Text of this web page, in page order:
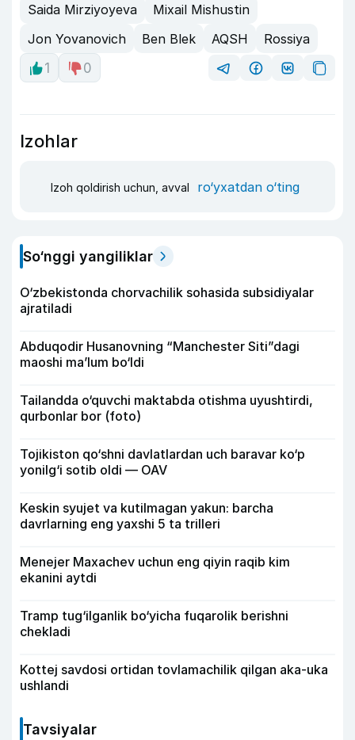
Saida Mirziyoyeva
Mixail Mishustin
Jon Yovanovich
Ben Blek AQSH
Rossiya
1
0
Izohlar
Izoh qoldirish uchun, avval ro‘yxatdan o‘ting
So‘nggi yangiliklar
O‘zbekistonda chorvachilik sohasida subsidiyalar
ajratiladi
Abduqodir Husanovning “Manchester Siti”dagi
maoshi ma’lum bo‘ldi
Tailandda o‘quvchi maktabda otishma uyushtirdi,
qurbonlar bor (foto)
Tojikiston qo‘shni davlatlardan uch baravar ko‘p
yonilg‘i sotib oldi — OAV
Keskin syujet va kutilmagan yakun: barcha
davrlarning eng yaxshi 5 ta trilleri
Menejer Maxachev uchun eng qiyin raqib kim
ekanini aytdi
Tramp tug‘ilganlik bo‘yicha fuqarolik berishni
chekladi
Kottej savdosi ortidan tovlamachilik qilgan aka-uka
ushlandi
Tavsiyalar